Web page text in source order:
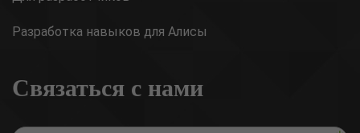
Разработка навыков для Алисы
Связаться с нами